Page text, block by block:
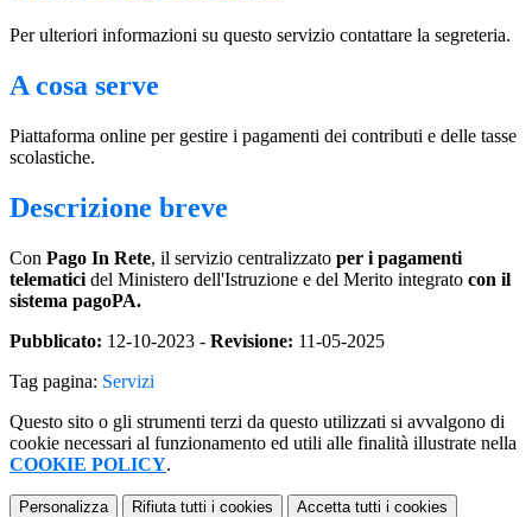
Per ulteriori informazioni su questo servizio contattare la segreteria.
A cosa serve
Piattaforma online per gestire i pagamenti dei contributi e delle tasse
scolastiche.
Descrizione breve
Con Pago In Rete, il servizio centralizzato per i pagamenti
telematici del Ministero dell'Istruzione e del Merito integrato con il
sistema pagoPA.
Pubblicato: 12-10-2023 - Revisione: 11-05-2025
Tag pagina: Servizi
Questo sito o gli strumenti terzi da questo utilizzati si avvalgono di
cookie necessari al funzionamento ed utili alle finalità illustrate nella
COOKIE POLICY.
Personalizza Rifiuta tutti i cookies Accetta tutti i cookies